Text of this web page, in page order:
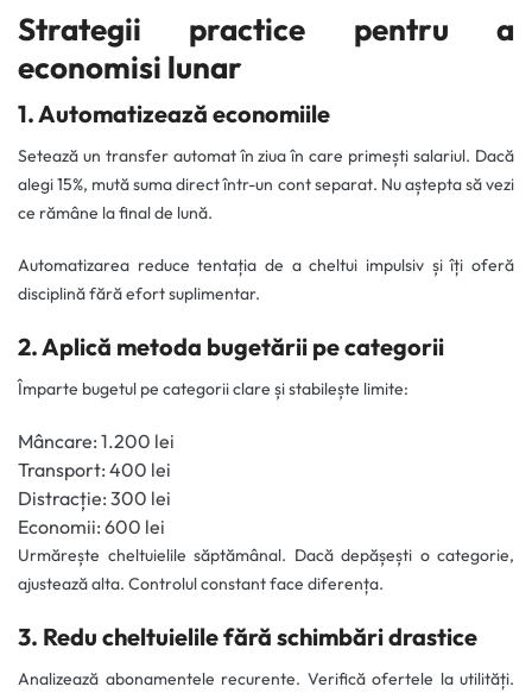
Strategii practice pentru a
economisi lunar
1. Automatizează economiile
Setează un transfer automat în ziua în care primești salariul. Dacă
alegi 15%, mută suma direct într-un cont separat. Nu aștepta să vezi
ce rămâne la final de lună.
Automatizarea reduce tentația de a cheltui impulsiv și îți oferă
disciplină fără efort suplimentar.
2. Aplică metoda bugetării pe categorii
Împarte bugetul pe categorii clare și stabilește limite:
Mâncare: 1.200 lei
Transport: 400 lei
Distracție: 300 lei
Economii: 600 lei
Urmărește cheltuielile săptămânal. Dacă depășești o categorie,
ajustează alta. Controlul constant face diferența.
3. Redu cheltuielile fără schimbări drastice
Analizează abonamentele recurente. Verifică ofertele la utilități.